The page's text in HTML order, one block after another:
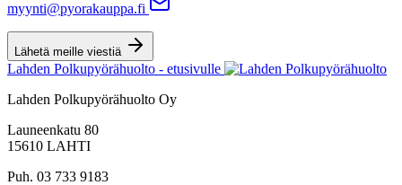
myynti@pyorakauppa.fi
Lähetä meille viestiä
Lahden Polkupyörähuolto - etusivulle
Lahden Polkupyörähuolto Oy
Launeenkatu 80
15610 LAHTI
Puh. 03 733 9183